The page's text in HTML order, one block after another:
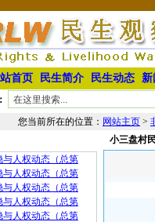
首页 民生简介 民生动态
您当前所在的位置： 网站主页 >
与人权动态（总第
与人权动态（总第
与人权动态（总第
与人权动态（总第
与人权动态（总第
小三盘村